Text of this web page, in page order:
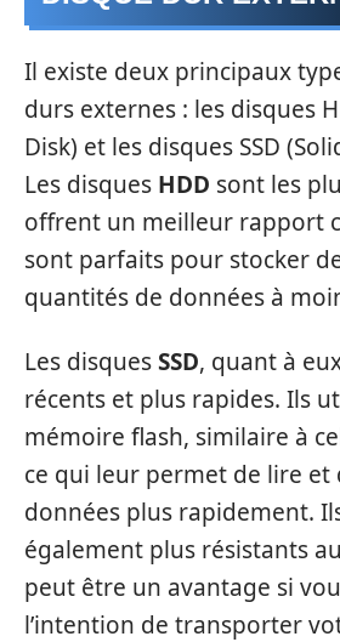
Il existe deux principaux
durs externes : les disques
Disk) et les disques SSD
Les disques HDD sont les
offrent un meilleur rapport
sont parfaits pour stocker
quantités de données à
Les disquesSSD, quant à
récents et plus rapides. Ils
mémoire flash, similaire à
ce qui leur permet de lire et
données plus rapidement.
également plus résistants
peut être un avantage si
l’intention de transporter